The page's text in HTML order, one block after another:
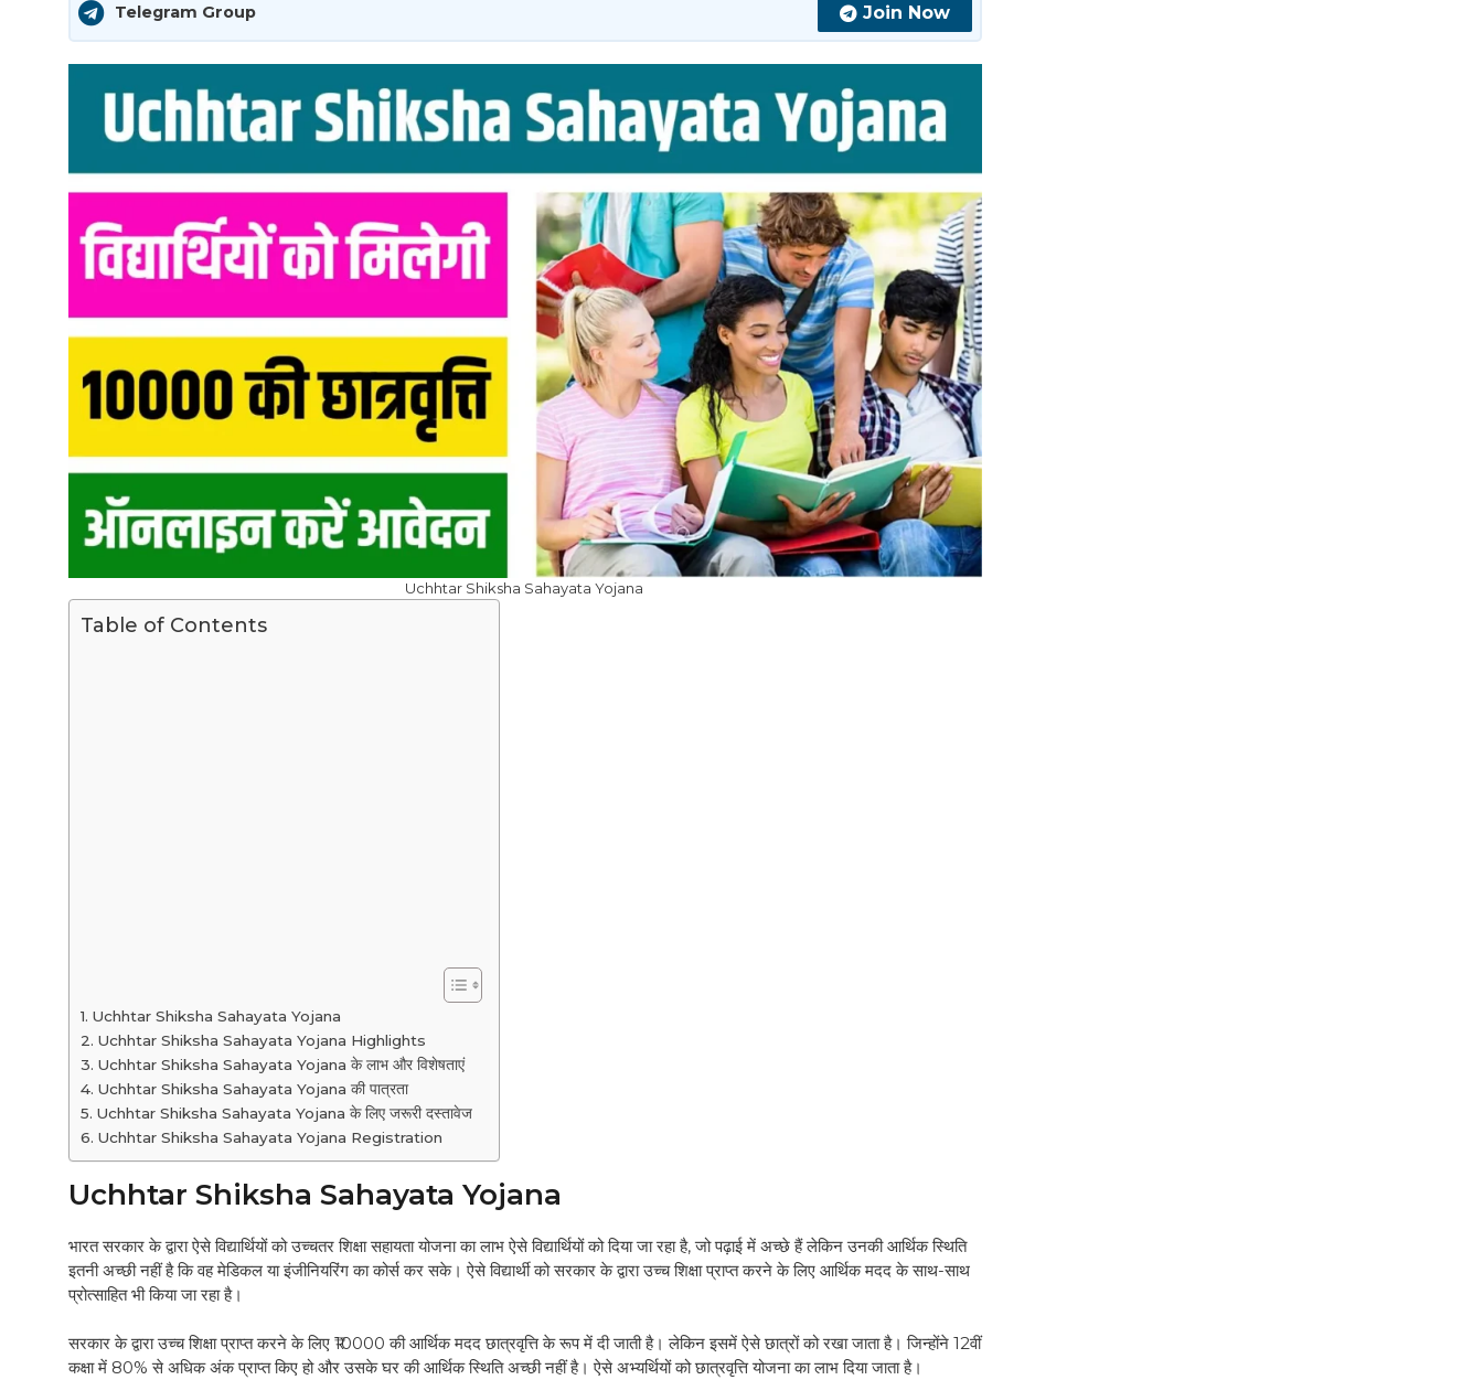
Telegram Group Join Now
Uchhtar Shiksha Sahayata Yojana
Table of Contents
Uchhtar Shiksha Sahayata Yojana
Uchhtar Shiksha Sahayata Yojana Highlights
Uchhtar Shiksha Sahayata Yojana के लाभ और विशेषताएं
Uchhtar Shiksha Sahayata Yojana की पात्रता
Uchhtar Shiksha Sahayata Yojana के लिए जरूरी दस्तावेज
Uchhtar Shiksha Sahayata Yojana Registration
Uchhtar Shiksha Sahayata Yojana
भारत सरकार के द्वारा ऐसे विद्यार्थियों को उच्चतर शिक्षा सहायता योजना का लाभ ऐसे विद्यार्थियों को दिया जा रहा है, जो पढ़ाई में अच्छे हैं लेकिन उनकी आर्थिक स्थिति
इतनी अच्छी नहीं है कि वह मेडिकल या इंजीनियरिंग का कोर्स कर सके। ऐसे विद्यार्थी को सरकार के द्वारा उच्च शिक्षा प्राप्त करने के लिए आर्थिक मदद के साथ-साथ
प्रोत्साहित भी किया जा रहा है।
सरकार के द्वारा उच्च शिक्षा प्राप्त करने के लिए ₹10000 की आर्थिक मदद छात्रवृत्ति के रूप में दी जाती है। लेकिन इसमें ऐसे छात्रों को रखा जाता है। जिन्होंने 12वीं
कक्षा में 80% से अधिक अंक प्राप्त किए हो और उसके घर की आर्थिक स्थिति अच्छी नहीं है। ऐसे अभ्यर्थियों को छात्रवृत्ति योजना का लाभ दिया जाता है।